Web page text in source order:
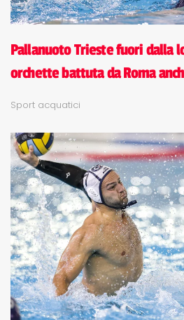
Pallanuoto Trieste fuori dalla
orchette battuta da Roma
Sport acquatici